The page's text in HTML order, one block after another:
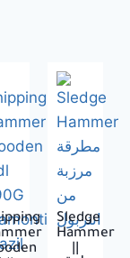
Sledge
Hammer